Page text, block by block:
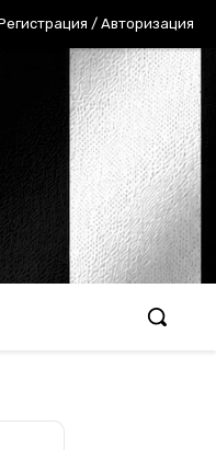
/ Авторизация